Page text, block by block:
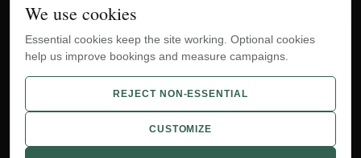
TripAdvisor YouTube
WhatsApp
We use cookies
Essential cookies keep the site working. Optional cookies
help us improve bookings and measure campaigns.
REJECT NON-ESSENTIAL
CUSTOMIZE